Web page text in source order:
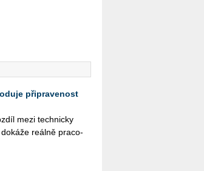
připravenost
mezi tech­nic­ky
re­ál­ně pra­co­